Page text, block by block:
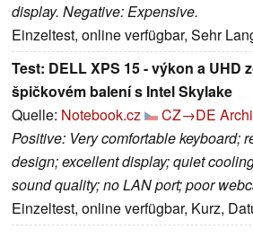
display. Negative: Expensive.
Einzeltest, online verfügbar, Sehr
Test: DELL XPS 15 - výkon a UHD
špičkovém balení s Intel Skylake
Quelle: Notebook.cz CZ→DE
Positive: Very comfortable keyboard;
design; excellent display; quiet
sound quality; no LAN port; poor
Einzeltest, online verfügbar, Kurz,